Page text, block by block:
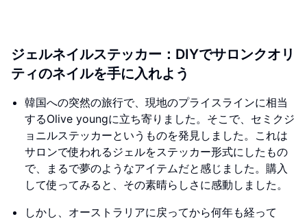
ジェルネイルステッカー：DIYでサロンクオリ
ティのネイルを手に入れよう
韓国への突然の旅行で、現地のプライスラインに相当
するOlive youngに立ち寄りました。そこで、セミクジ
ョニルステッカーというものを発見しました。これは
サロンで使われるジェルをステッカー形式にしたもの
で、まるで夢のようなアイテムだと感じました。購入
して使ってみると、その素晴らしさに感動しました。
しかし、オーストラリアに戻ってから何年も経って